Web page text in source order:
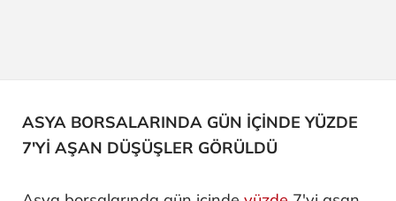
ASYA BORSALARINDA GÜN İÇİNDE YÜZDE
7'Yİ AŞAN DÜŞÜŞLER GÖRÜLDÜ